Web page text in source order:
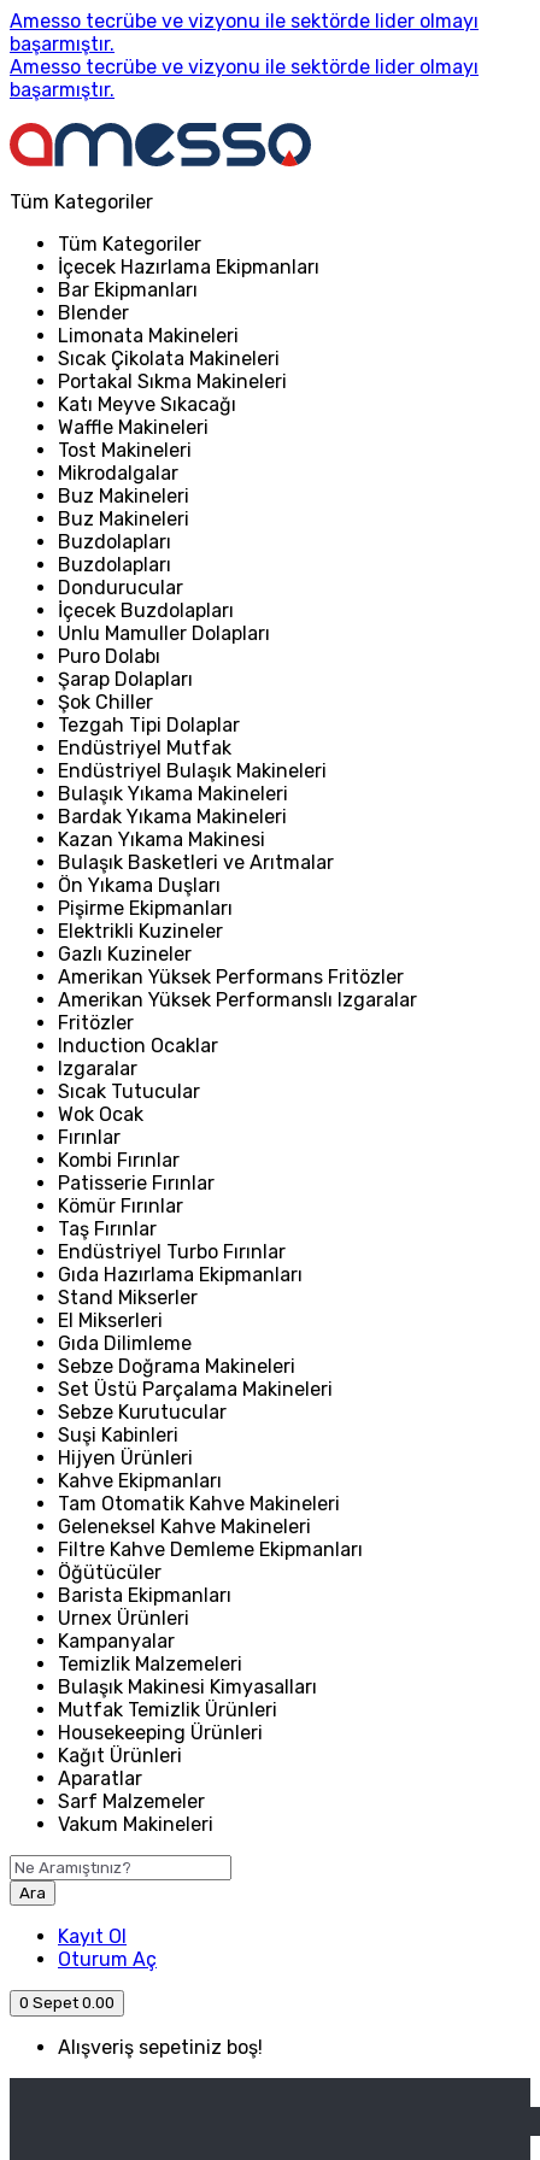
Amesso tecrübe ve vizyonu ile sektörde lider olmayı
başarmıştır.
Amesso tecrübe ve vizyonu ile sektörde lider olmayı
başarmıştır.
Tüm Kategoriler
Tüm Kategoriler
İçecek Hazırlama Ekipmanları
Bar Ekipmanları
Blender
Limonata Makineleri
Sıcak Çikolata Makineleri
Portakal Sıkma Makineleri
Katı Meyve Sıkacağı
Waffle Makineleri
Tost Makineleri
Mikrodalgalar
Buz Makineleri
Buz Makineleri
Buzdolapları
Buzdolapları
Dondurucular
İçecek Buzdolapları
Unlu Mamuller Dolapları
Puro Dolabı
Şarap Dolapları
Şok Chiller
Tezgah Tipi Dolaplar
Endüstriyel Mutfak
Endüstriyel Bulaşık Makineleri
Bulaşık Yıkama Makineleri
Bardak Yıkama Makineleri
Kazan Yıkama Makinesi
Bulaşık Basketleri ve Arıtmalar
Ön Yıkama Duşları
Pişirme Ekipmanları
Elektrikli Kuzineler
Gazlı Kuzineler
Amerikan Yüksek Performans Fritözler
Amerikan Yüksek Performanslı Izgaralar
Fritözler
Induction Ocaklar
Izgaralar
Sıcak Tutucular
Wok Ocak
Fırınlar
Kombi Fırınlar
Patisserie Fırınlar
Kömür Fırınlar
Taş Fırınlar
Endüstriyel Turbo Fırınlar
Gıda Hazırlama Ekipmanları
Stand Mikserler
El Mikserleri
Gıda Dilimleme
Sebze Doğrama Makineleri
Set Üstü Parçalama Makineleri
Sebze Kurutucular
Suşi Kabinleri
Hijyen Ürünleri
Kahve Ekipmanları
Tam Otomatik Kahve Makineleri
Geleneksel Kahve Makineleri
Filtre Kahve Demleme Ekipmanları
Öğütücüler
Barista Ekipmanları
Urnex Ürünleri
Kampanyalar
Temizlik Malzemeleri
Bulaşık Makinesi Kimyasalları
Mutfak Temizlik Ürünleri
Housekeeping Ürünleri
Kağıt Ürünleri
Aparatlar
Sarf Malzemeler
Vakum Makineleri
Ara
Kayıt Ol
Oturum Aç
0 Sepet 0.00
Alışveriş sepetiniz boş!